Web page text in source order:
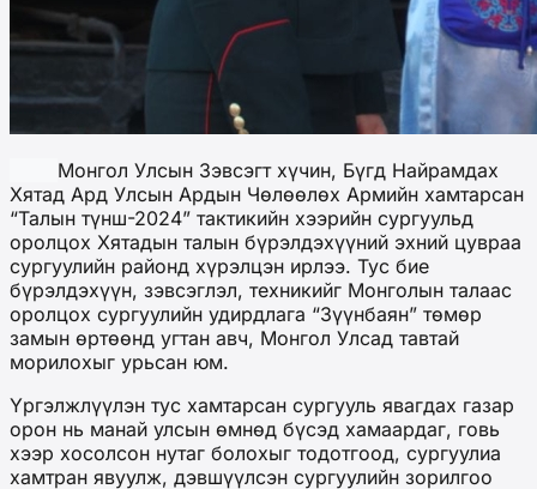
Монгол Улсын Зэвсэгт хүчин, Бүгд Найрамдах
Хятад Ард Улсын Ардын Чөлөөлөх Армийн хамтарсан
“Талын түнш-2024” тактикийн хээрийн сургуульд
оролцох Хятадын талын бүрэлдэхүүний эхний цувраа
сургуулийн районд хүрэлцэн ирлээ. Тус бие
бүрэлдэхүүн, зэвсэглэл, техникийг Монголын талаас
оролцох сургуулийн удирдлага “Зүүнбаян” төмөр
замын өртөөнд угтан авч, Монгол Улсад тавтай
морилохыг урьсан юм.
Үргэлжлүүлэн тус хамтарсан сургууль явагдах газар
орон нь манай улсын өмнөд бүсэд хамаардаг, говь
хээр хосолсон нутаг болохыг тодотгоод, сургуулиа
хамтран явуулж, дэвшүүлсэн сургуулийн зорилгоо